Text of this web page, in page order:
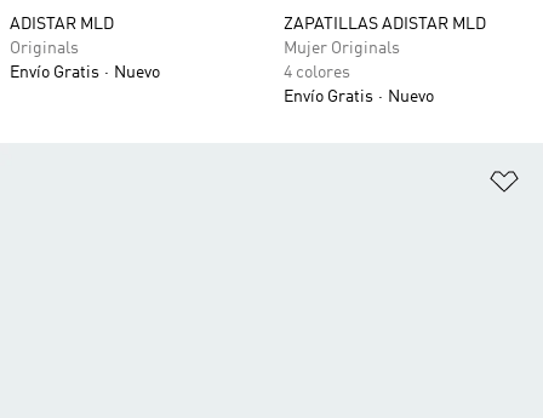
ADISTAR MLD
Originals
Envío Gratis
Nuevo
ZAPATILLAS ADISTAR MLD
Mujer Originals
4 colores
Envío Gratis
Nuevo